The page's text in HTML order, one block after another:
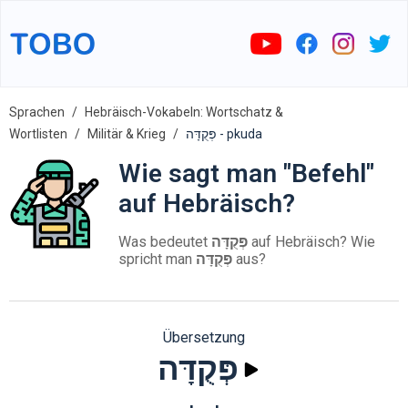
Sprachen
Hebräisch-Vokabeln: Wortschatz &
Wortlisten
Militär & Krieg פְּקֻדָּה - pkuda
Wie sagt man "Befehl"
auf Hebräisch?
Was bedeutet פְּקֻדָּה auf Hebräisch? Wie
spricht man פְּקֻדָּה aus?
Übersetzung
פְּקֻדָּה